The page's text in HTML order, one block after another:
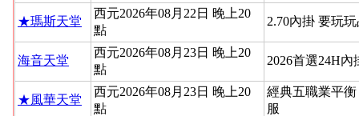
★瑪斯天堂
西元2026年08月22日 晚上20
點
2.70內掛 要玩
海音天堂
西元2026年08月23日 晚上20
點
2026首選24H
★風華天堂
西元2026年08月23日 晚上20
點
經典五職業平
服